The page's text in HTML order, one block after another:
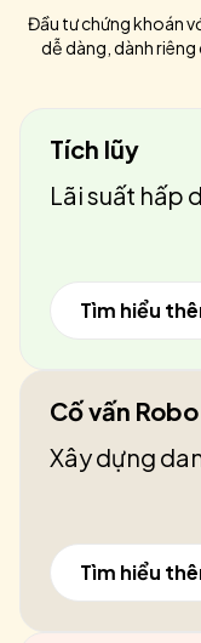
Đầu tư chứng khoán
dễ dàng, dành riêng
Tích lũy
Lãi suất hấp
Tìm hiểu
Cố vấn Robo
Xây dựng
Tìm hiểu